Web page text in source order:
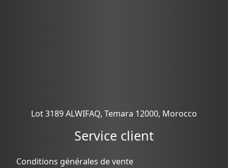
Lot 3189 ALWIFAQ, Temara 12000, Morocco
Service client
Conditions générales de vente